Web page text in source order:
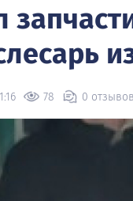
78 0 отзывов